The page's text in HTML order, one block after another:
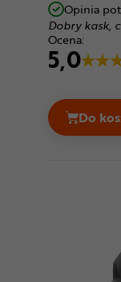
Opinia
Dobry kask,
Ocena:
5,0
Do